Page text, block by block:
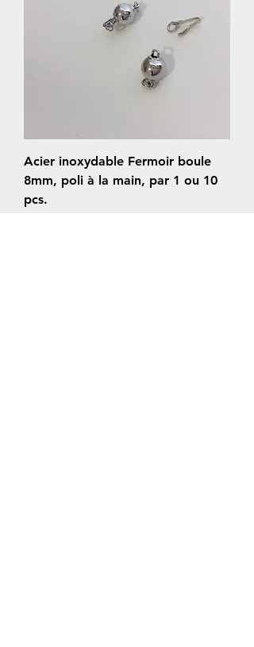
Acier inoxydable Fermoir boule
8mm, poli à la main, par 1 ou 10
pcs.